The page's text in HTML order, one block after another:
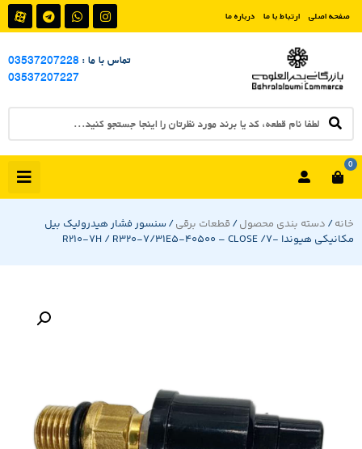
صفحه اصلی ارتباط با ما درباره ما
تماس با ما : 03537207228
03537207227
0
خانه/ دسته بندی محصول/ قطعات برقی/ سنسور فشار هیدرولیک بیل
مکانیکی هیوندا -7/ R210-7H / R320-7/31E5-40500 – CLOSE